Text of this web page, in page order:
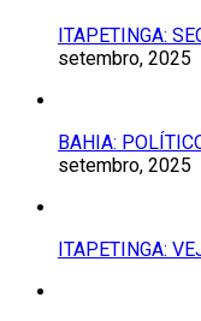
ITAPETINGA:
setembro, 2025
BAHIA:
setembro, 2025
ITAPETINGA: